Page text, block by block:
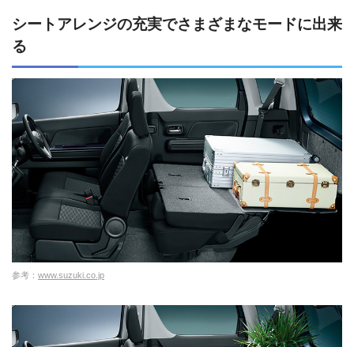
シートアレンジの充実でさまざまなモードに出来
る
参考： www.suzuki.co.jp